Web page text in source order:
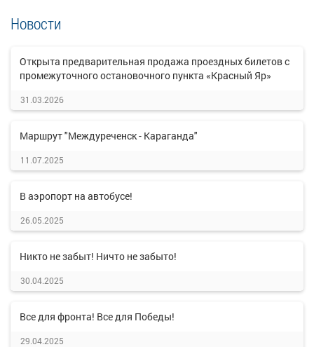
Новости
Открыта предварительная продажа проездных билетов с
промежуточного остановочного пункта «Красный Яр»
31.03.2026
Маршрут "Междуреченск - Караганда"
11.07.2025
В аэропорт на автобусе!
26.05.2025
Никто не забыт! Ничто не забыто!
30.04.2025
Все для фронта! Все для Победы!
29.04.2025